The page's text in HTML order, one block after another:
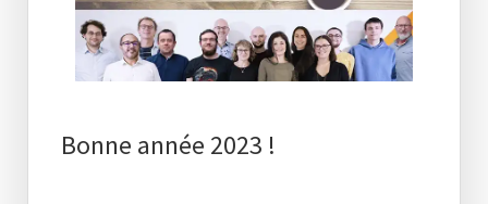
Bonne année 2023 !